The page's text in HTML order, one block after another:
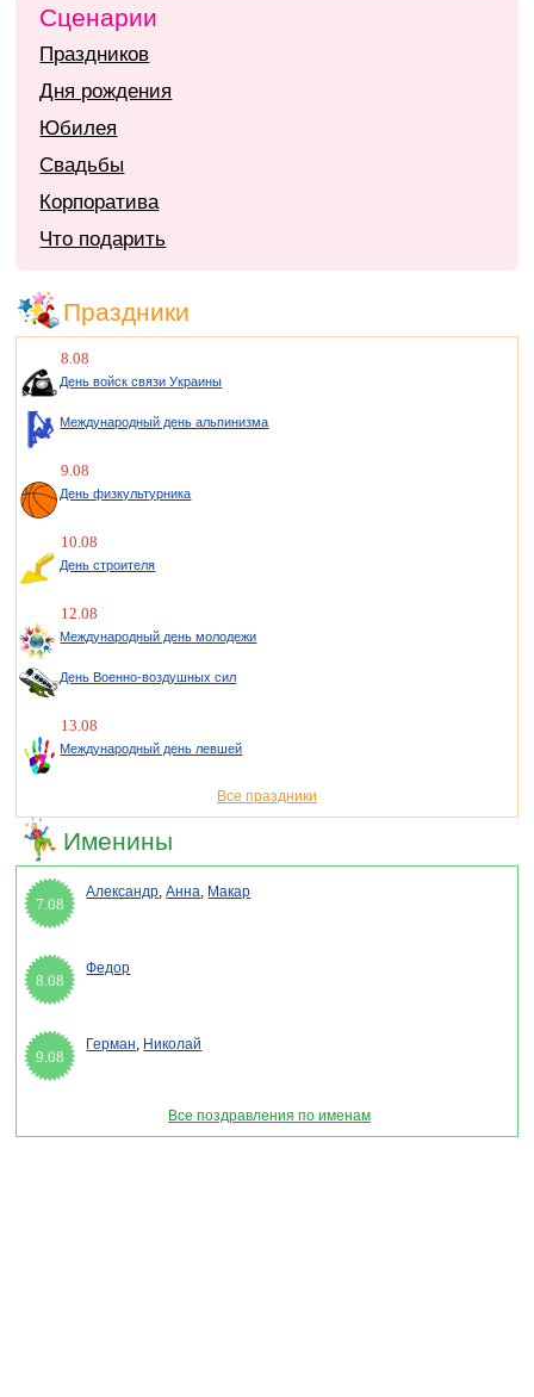
Сценарии
Праздников
Дня рождения
Юбилея
Свадьбы
Корпоратива
Что подарить
Праздники
8.08
День войск связи Украины
Международный день альпинизма
9.08
День физкультурника
10.08
День строителя
12.08
Международный день молодежи
День Военно-воздушных сил
13.08
Международный день левшей
Все праздники
Именины
7.08
Александр,Анна, Макар
8.08
Федор
9.08
Герман, Николай
Все поздравления по именам